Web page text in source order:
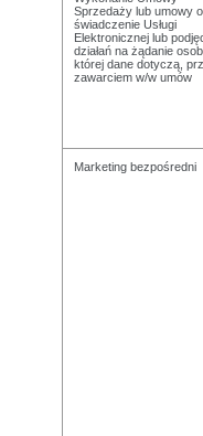
Sprzedaży lub umowy o
świadczenie Usługi
Elektronicznej lub
działań na żądanie
której dane dotyczą,
zawarciem w/w umów
Marketing bezpośredni